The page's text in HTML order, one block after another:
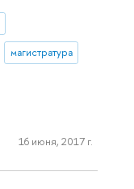
магистратура
16 июня, 2017 г.